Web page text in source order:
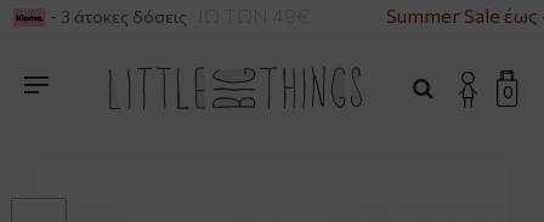
ΓΙΑ ΑΓΟΡΕΣ ΑΝΩ ΤΩΝ 49€ Summer Sale έως
- 3 άτοκες δόσεις
0